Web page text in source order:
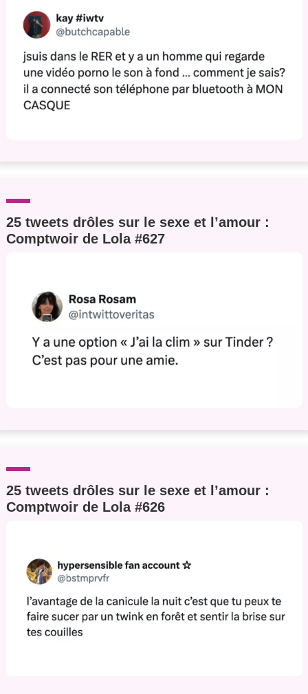
25 tweets drôles sur le sexe et l’amour :
Comptwoir de Lola #627
25 tweets drôles sur le sexe et l’amour :
Comptwoir de Lola #626